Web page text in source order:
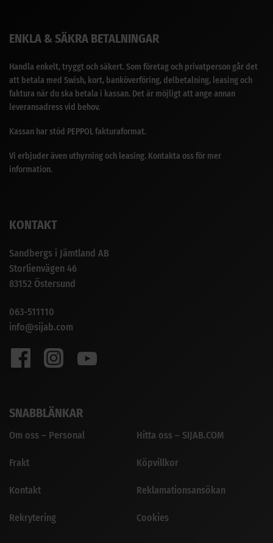
ENKLA & SÄKRA BETALNINGAR
Handla enkelt, tryggt och säkert. Som företag och privatperson går det
att betala med Swish, kort, banköverföring, delbetalning, leasing och
faktura när du ska betala i kassan. Det är möjligt att ange annan
leveransadress vid behov.
Kassan har stöd PEPPOL fakturaformat.
Vi erbjuder även uthyrning och leasing. Kontakta oss för mer
information.
KONTAKT
Sandbergs i Jämtland AB
Storlienvägen 46
83152 Östersund
063-511110
info@sijab.com
SNABBLÄNKAR
Om oss – Personal
Frakt
Kontakt
Rekrytering
Hitta oss – SIJAB.COM
Köpvillkor
Reklamationsansökan
Cookies